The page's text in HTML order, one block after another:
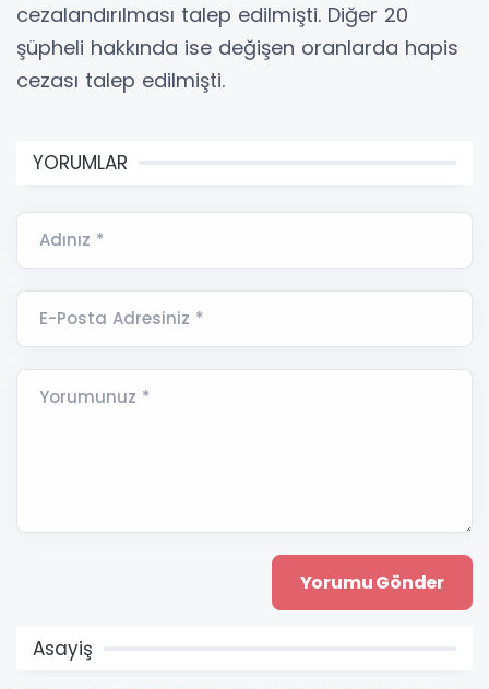
cezalandırılması talep edilmişti. Diğer 20
şüpheli hakkında ise değişen oranlarda hapis
cezası talep edilmişti.
YORUMLAR
Adınız *
E-Posta Adresiniz *
Yorumunuz *
Asayiş